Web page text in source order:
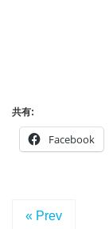
共有:
Facebook
« Prev